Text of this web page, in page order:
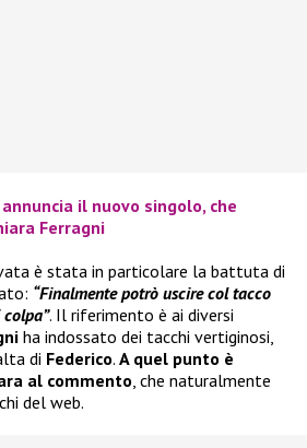
annuncia il nuovo singolo, che
Ferragni
è stata in particolare la battuta di
“Finalmente potrò uscire col tacco
. Il riferimento è ai diversi
ha indossato dei tacchi vertiginosi,
di Federico. A quel punto è
al commento, che naturalmente
del web.